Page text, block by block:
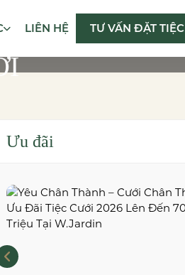
LIÊN HỆ TƯ VẤN ĐẶT TIỆC
Ưu đãi